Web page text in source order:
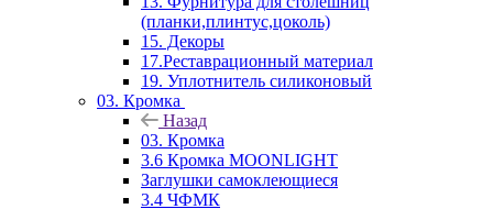
(планки,плинтус,цоколь)
15. Декоры
17.Реставрационный материал
19. Уплотнитель силиконовый
03. Кромка
Назад
03. Кромка
3.6 Кромка MOONLIGHT
Заглушки самоклеющиеся
3.4 ЧФМК